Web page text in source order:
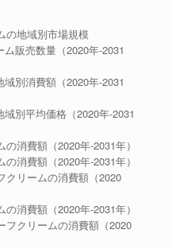
の地域別市場規模
販売数量（2020年-2031
別消費額（2020年-2031
別平均価格（2020年-2031
消費額（2020年-2031年）
消費額（2020年-2031年）
クリームの消費額（2020
消費額（2020年-2031年）
フクリームの消費額（2020